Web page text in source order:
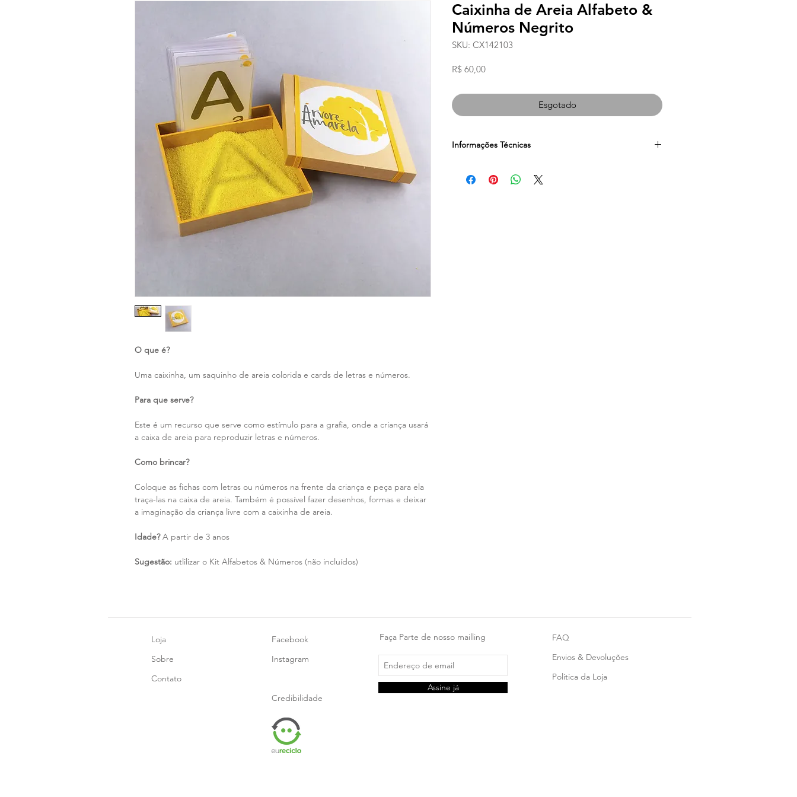
O que é?
Uma caixinha, um saquinho de areia colorida e cards de letras e números.
Para que serve?
Este é um recurso que serve como estímulo para a grafia, onde a criança usará
a caixa de areia para reproduzir letras e números.
Como brincar?
Coloque as fichas com letras ou números na frente da criança e peça para ela
traça-las na caixa de areia. Também é possível fazer desenhos, formas e deixar
a imaginação da criança livre com a caixinha de areia.
Idade?A partir de 3 anos
Sugestão: utlilizar o Kit Alfabetos & Números (não incluídos)
Caixinha de Areia Alfabeto &
Números Negrito
SKU: CX142103
R$ 60,00Preço
Esgotado
Informações Técnicas
26 cartas plastificadas do Alfabeto + 10 cartas
Loja
Sobre
Contato
Facebook
Instagram
Credibilidade
Faça Parte de nosso mailling
Assine já
FAQ
Envios & Devoluções
Politica da Loja